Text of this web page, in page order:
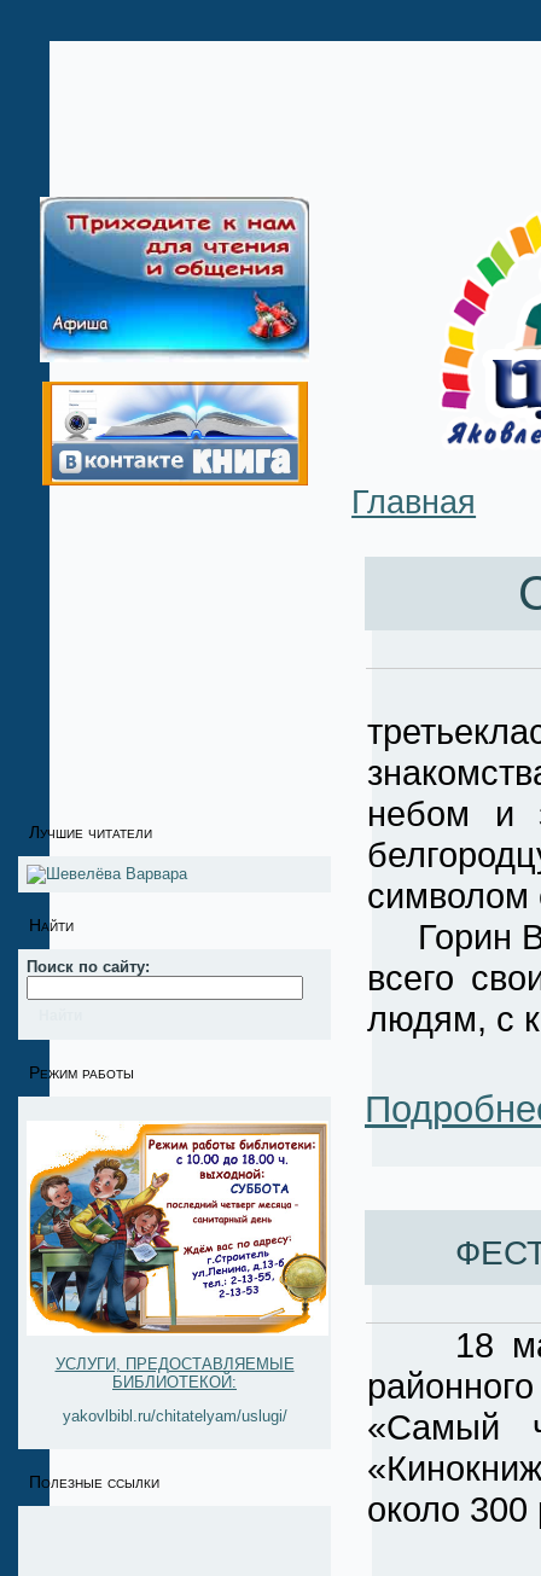
Лучшие читатели
Найти
Поиск по сайту:
Режим работы
УСЛУГИ, ПРЕДОСТАВЛЯЕМЫЕ
БИБЛИОТЕКОЙ:
yakovlbibl.ru/chitatelyam/uslugi/
Полезные ссылки
Главная
небом и
символом
Горин
всего
людям, с
18 мая
«Самый
около 300